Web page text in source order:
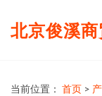
北京俊溪
当前位置： 首页 >